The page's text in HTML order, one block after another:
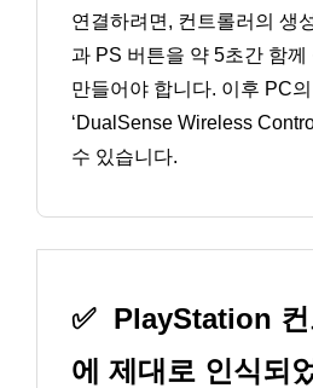
연결하려면, 컨트롤러의 생
과 PS 버튼을 약 5초간 함
만들어야 합니다. 이후 PC
‘DualSense Wireless
수 있습니다.
✅ PlayStation
에 제대로 인식되